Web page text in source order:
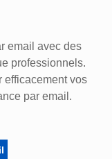
email avec des
professionnels.
efficacement vos
par email.